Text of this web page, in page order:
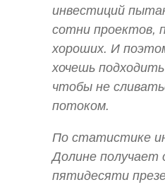
инвестиций
сотни проектов,
хороших. И
хочешь
чтобы не
потоком.
По статистике
Долине получает
пятидесяти